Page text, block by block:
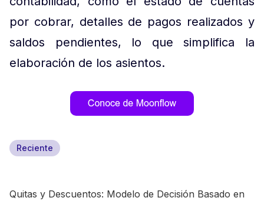
por cobrar, detalles de pagos realizados y
saldos pendientes, lo que simplifica la
elaboración de los asientos.
Reciente
Quitas y Descuentos: Modelo de Decisión Basado en